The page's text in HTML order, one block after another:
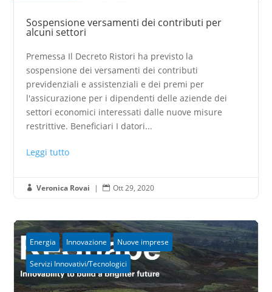
Sospensione versamenti dei contributi per
alcuni settori
Premessa Il Decreto Ristori ha previsto la
sospensione dei versamenti dei contributi
previdenziali e assistenziali e dei premi per
l'assicurazione per i dipendenti delle aziende dei
settori economici interessati dalle nuove misure
restrittive. Beneficiari I datori...
Leggi tutto
 Veronica Rovai |  Ott 29, 2020
Energia Innovazione Nuove imprese
Servizi Innovativi/Tecnologici